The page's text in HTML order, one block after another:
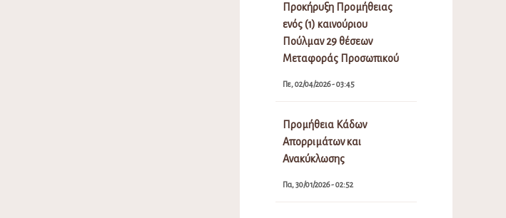
Προκήρυξη Προμήθειας
ενός (1) καινούριου
Πούλμαν 29 θέσεων
Μεταφοράς Προσωπικού
Πε, 02/04/2026 - 03:45
Προμήθεια Κάδων
Απορριμάτων και
Ανακύκλωσης
Πα, 30/01/2026 - 02:52